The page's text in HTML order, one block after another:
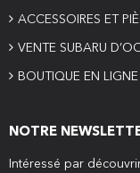
ACCESSOIRES ET
VENTE SUBARU
BOUTIQUE EN LIGNE
NOTRE
Intéressé par